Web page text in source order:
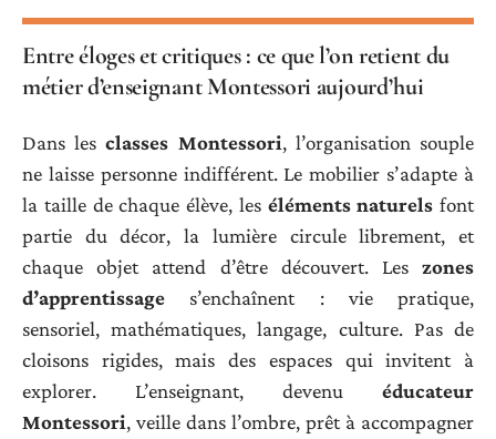
Entre éloges et critiques : ce que l’on retient du
métier d’enseignant Montessori aujourd’hui
Dans lesclasses Montessori, l’organisation souple
ne laisse personne indifférent. Le mobilier s’adapte à
la taille de chaque élève, les éléments naturels font
partie du décor, la lumière circule librement, et
chaque objet attend d’être découvert. Les zones
d’apprentissage s’enchaînent : vie pratique,
sensoriel, mathématiques, langage, culture. Pas de
cloisons rigides, mais des espaces qui invitent à
explorer. L’enseignant, devenu éducateur
Montessori, veille dans l’ombre, prêt à accompagner